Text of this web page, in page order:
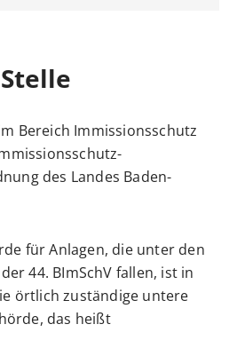
Bereich Immissionsschutz
des Landes Baden-
für Anlagen, die unter den
44. BImSchV fallen, ist in
örtlich zuständige untere
das heißt